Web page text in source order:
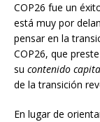
COP26 fue un
está muy por
pensar en la
COP26, que
su contenido
de la transición
En lugar de